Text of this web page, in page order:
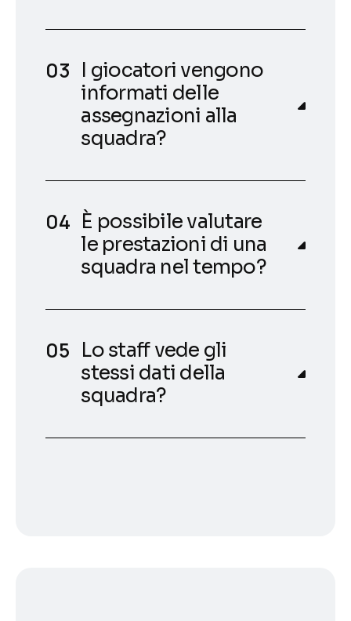
I giocatori vengono
informati delle
assegnazioni alla
squadra?
È possibile valutare
le prestazioni di una
squadra nel tempo?
Lo staff vede gli
stessi dati della
squadra?